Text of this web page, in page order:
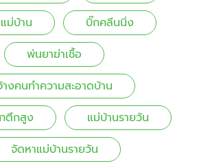
ม่บ้าน
บิ๊กคลีนนิ่ง
พ่นยาฆ่าเชื้อ
งคนทําความสะอาดบ้าน
ตึกสูง
แม่บ้านรายวัน
จัดหาแม่บ้านรายวัน